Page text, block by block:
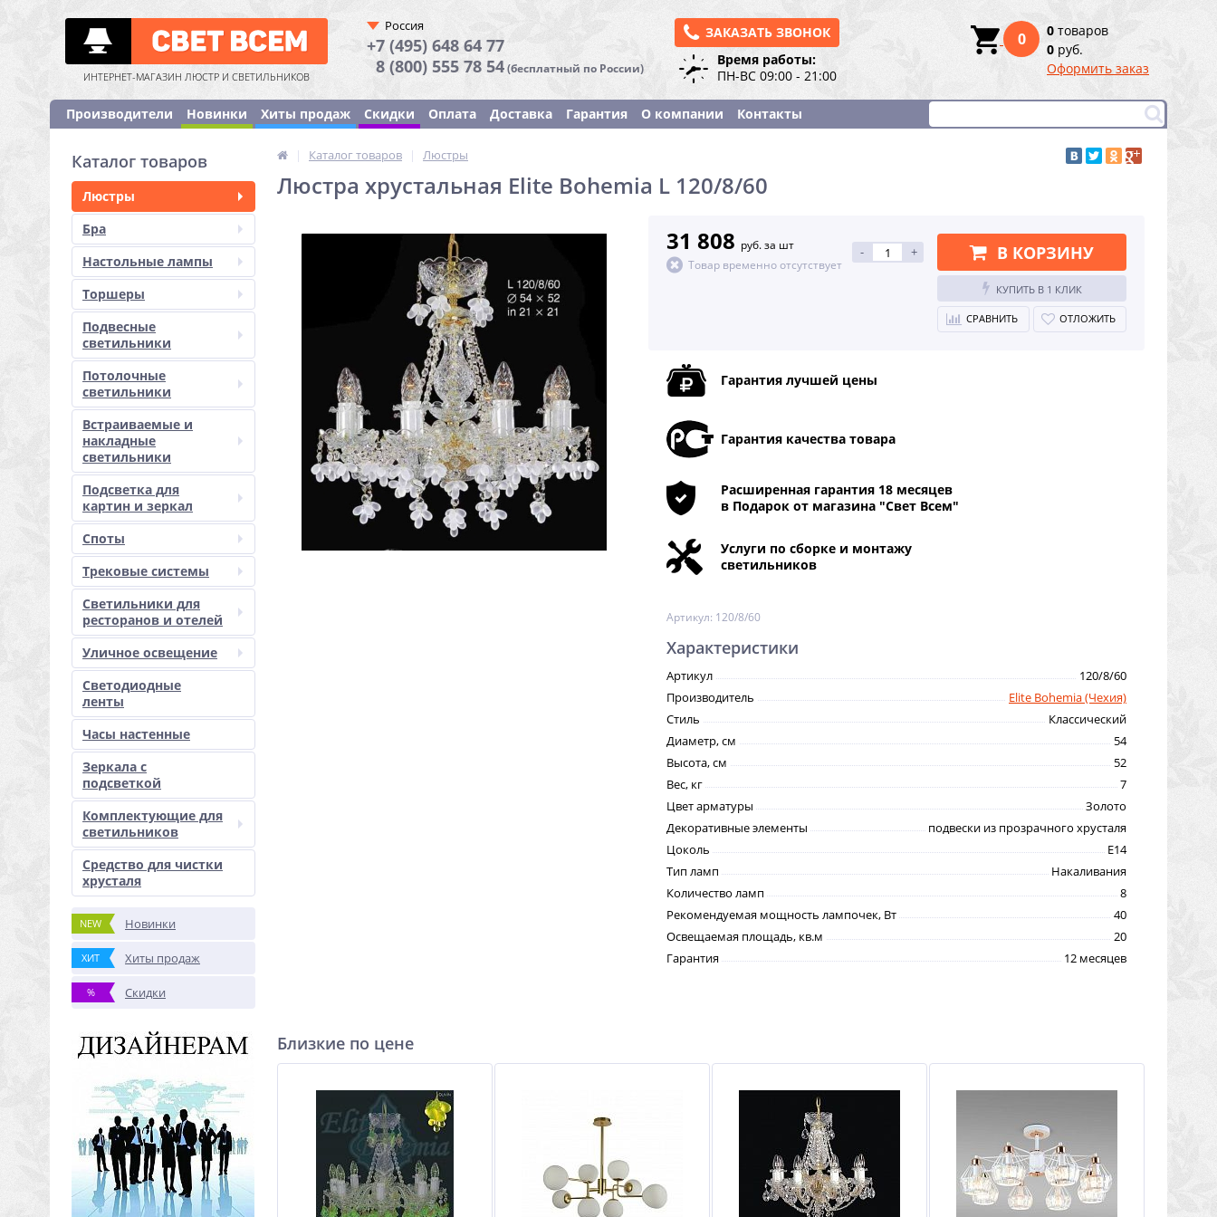
ИНТЕРНЕТ-МАГАЗИН ЛЮСТР И СВЕТИЛЬНИКОВ
Россия
+7 (495) 648 64 77
8 (800) 555 78 54(бесплатный по России)
ЗАКАЗАТЬ ЗВОНОК
Время работы:
ПН-ВС 09:00 - 21:00
0 0 товаров
0 руб.
Оформить заказ
Производители Новинки Хиты продаж Скидки Оплата Доставка Гарантия О компании Контакты
Каталог товаров
Люстры
Бра
Настольные лампы
Торшеры
Подвесные
светильники
Потолочные
светильники
Встраиваемые и
накладные
светильники
Подсветка для
картин и зеркал
Споты
Трековые системы
Светильники для
ресторанов и отелей
Уличное освещение
Светодиодные
ленты
Часы настенные
Зеркала с
подсветкой
Комплектующие для
светильников
Средство для чистки
хрусталя
NEW Новинки
ХИТ Хиты продаж
% Скидки
| Каталог товаров | Люстры
Люстра хрустальная Elite Bohemia L 120/8/60
31 808 руб. за шт
Товар временно отсутствует
- + В КОРЗИНУ
КУПИТЬ В 1 КЛИК
СРАВНИТЬ ОТЛОЖИТЬ
Гарантия лучшей цены
Гарантия качества товара
Расширенная гарантия 18 месяцев
в Подарок от магазина "Свет Всем"
Услуги по сборке и монтажу
светильников
Артикул: 120/8/60
Характеристики
Артикул
120/8/60
Производитель
Elite Bohemia (Чехия)
Стиль
Классический
Диаметр, см
54
Высота, см
52
Вес, кг
7
Цвет арматуры
Золото
Декоративные элементы
подвески из прозрачного хрусталя
Цоколь
E14
Тип ламп
Накаливания
Количество ламп
8
Рекомендуемая мощность лампочек, Вт
40
Освещаемая площадь, кв.м
20
Гарантия
12 месяцев
Близкие по цене